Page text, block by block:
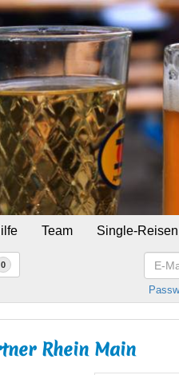
Team Single-Reisen
0
E-
Mail
Rhein Main